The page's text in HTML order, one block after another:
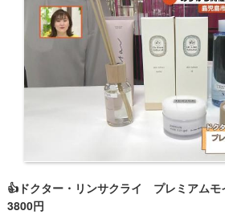
👍ドクター・リンサクライ プレミアム
3800円